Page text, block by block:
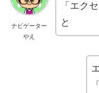
ナビゲーター
やえ
「エク
と